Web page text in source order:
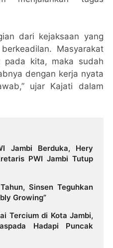
dari kejaksaan yang
Masyarakat
pada kita, maka sudah
dengan kerja nyata
ujar Kajati dalam
Jambi Berduka, Hery
PWI Jambi Tutup
Sinsen Teguhkan
Growing”
Tercium di Kota Jambi,
Hadapi Puncak